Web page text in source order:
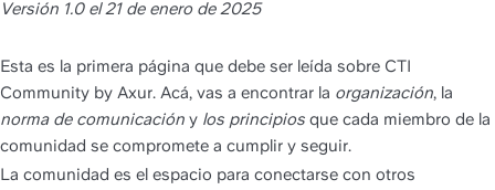
Versión 1.0 el 21 de enero de 2025
Esta es la primera página que debe ser leída sobre CTI
Community by Axur. Acá, vas a encontrar la organización, la
norma de comunicación y los principios que cada miembro de la
comunidad se compromete a cumplir y seguir.
La comunidad es el espacio para conectarse con otros